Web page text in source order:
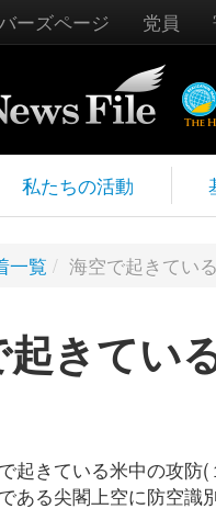
ーズページ 党員
私たちの活動
一覧 / 海空で起きてい
きてい
起きている米中の攻防
ある尖閣上空に防空識